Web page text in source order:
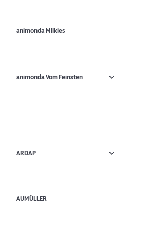
animonda Milkies
animonda Vom Feinsten
ARDAP
AUMÜLLER